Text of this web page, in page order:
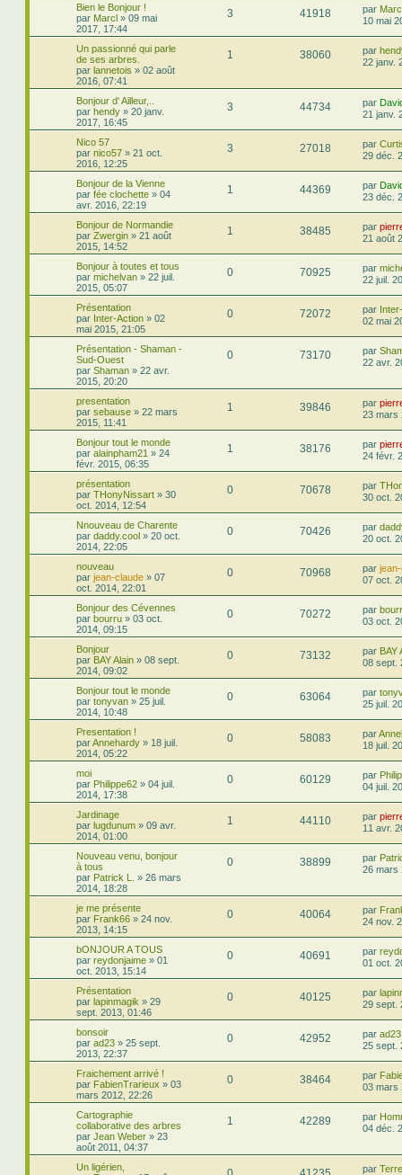
Bien le Bonjour !
par Marcl » 09 mai
2017, 17:44
3 41918 par
10 mai
Un passionné qui parle
de ses arbres.
par lannetois » 02 août
2016, 07:41
1 38060 par
22 janv.
Bonjour d' Ailleur,..
par hendy » 20 janv.
2017, 16:45
3 44734 par
21 janv.
Nico 57
par nico57 » 21 oct.
2016, 12:25
3 27018 par
29 déc.
Bonjour de la Vienne
par fée clochette » 04
avr. 2016, 22:19
1 44369 par
23 déc.
Bonjour de Normandie
par Zwergin » 21 août
2015, 14:52
1 38485 par
21 août
Bonjour à toutes et tous
par michelvan » 22 juil.
2015, 05:07
0 70925 par
22 juil.
Présentation
par Inter-Action » 02
mai 2015, 21:05
0 72072 par
02 mai
Présentation - Shaman -
Sud-Ouest
par Shaman » 22 avr.
2015, 20:20
0 73170 par
22 avr.
presentation
par sebause » 22 mars
2015, 11:41
1 39846 par
23 mars
Bonjour tout le monde
par alainpham21 » 24
févr. 2015, 06:35
1 38176 par
24 févr.
présentation
par THonyNissart » 30
oct. 2014, 12:54
0 70678 par
30 oct.
Nnouveau de Charente
par daddy.cool » 20 oct.
2014, 22:05
0 70426 par
20 oct.
nouveau
par jean-claude » 07
oct. 2014, 22:01
0 70968 par
07 oct.
Bonjour des Cévennes
par bourru » 03 oct.
2014, 09:15
0 70272 par
03 oct.
Bonjour
par BAY Alain » 08 sept.
2014, 09:02
0 73132 par BAY
08 sept.
Bonjour tout le monde
par tonyvan » 25 juil.
2014, 10:48
0 63064 par
25 juil.
Presentation !
parAnnehardy » 18 juil.
2014, 05:22
0 58083 par
18 juil.
moi
par Philippe62 » 04 juil.
2014, 17:38
0 60129 par
04 juil.
Jardinage
par lugdunum » 09 avr.
2014, 01:00
1 44110 par
11 avr.
Nouveau venu, bonjour
à tous
par Patrick L. » 26 mars
2014, 18:28
0 38899 par
26 mars
je me présente
par Frank66 » 24 nov.
2013, 14:15
0 40064 par
24 nov.
bONJOUR A TOUS
par reydonjaime » 01
oct. 2013, 15:14
0 40691 par
01 oct.
Présentation
par lapinmagik » 29
sept. 2013, 01:46
0 40125 par
29 sept.
bonsoir
par ad23 » 25 sept.
2013, 22:37
0 42952 par ad23
25 sept.
Fraichement arrivé !
par FabienTrarieux » 03
mars 2012, 22:26
0 38464 par
03 mars
Cartographie
collaborative des arbres
par Jean Weber » 23
août 2011, 04:37
1 42289 par
04 déc.
Un ligérien,
par